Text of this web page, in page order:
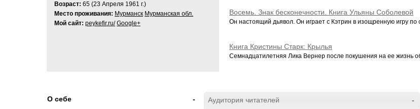
Возраст: 65 (23 Апреля 1961 г.)
Место проживания: Мурманск Мурманская обл.
Мой сайт: peykefir.ru/ Google+
Восемь. Знак бесконечности. Книга Ульяны Соболевой
Он настоящий дьявол. Он играет с Кэтрин в изощренную игру
Книга Кристины Старк: Крылья
Семнадцатилетняя Лика Вернер после покушения на ее жизнь
-
О себе -
Аудитория читателей